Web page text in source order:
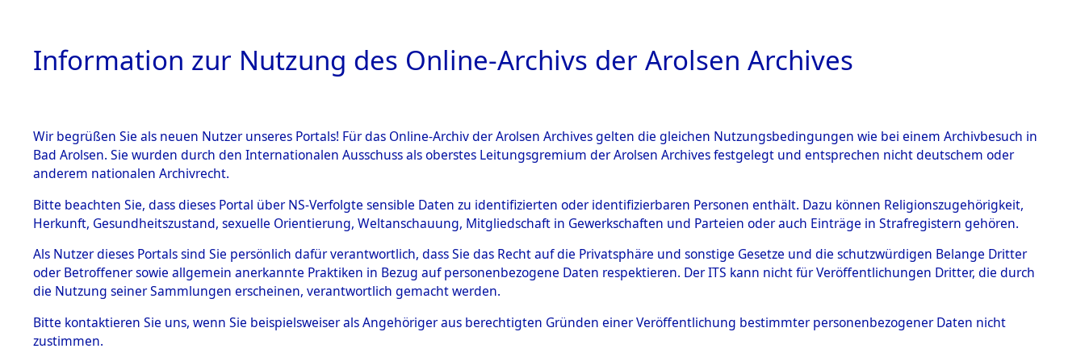
HOME BESTANDSBESCHREIBUNG ARCHIVALE ÜBERSICHT BILD
BESTÄNDE
Inhaftierungsdoku
mente
5. Verschiedenes
Todesmärsche
5.3.1 Alliierte
Ermittlungen zu den Orten Ebenried - Exing→0001 (84597647)
→0034 (84597682)
0034 (84597682)
Information zur Nutzung des Online-Archivs der Arolsen Archives
Wir begrüßen Sie als neuen Nutzer unseres Portals! Für das Online-Archiv der Arolsen Archives gelten die gleichen Nutzungsbedingungen wie bei einem Archivbesuch in
Bad Arolsen. Sie wurden durch den Internationalen Ausschuss als oberstes Leitungsgremium der Arolsen Archives festgelegt und entsprechen nicht deutschem oder
anderem nationalen Archivrecht.
Bitte beachten Sie, dass dieses Portal über NS-Verfolgte sensible Daten zu identifizierten oder identifizierbaren Personen enthält. Dazu können Religionszugehörigkeit,
Herkunft, Gesundheitszustand, sexuelle Orientierung, Weltanschauung, Mitgliedschaft in Gewerkschaften und Parteien oder auch Einträge in Strafregistern gehören.
Als Nutzer dieses Portals sind Sie persönlich dafür verantwortlich, dass Sie das Recht auf die Privatsphäre und sonstige Gesetze und die schutzwürdigen Belange Dritter
oder Betroffener sowie allgemein anerkannte Praktiken in Bezug auf personenbezogene Daten respektieren. Der ITS kann nicht für Veröffentlichungen Dritter, die durch
die Nutzung seiner Sammlungen erscheinen, verantwortlich gemacht werden.
Bitte kontaktieren Sie uns, wenn Sie beispielsweiser als Angehöriger aus berechtigten Gründen einer Veröffentlichung bestimmter personenbezogener Daten nicht
zustimmen.